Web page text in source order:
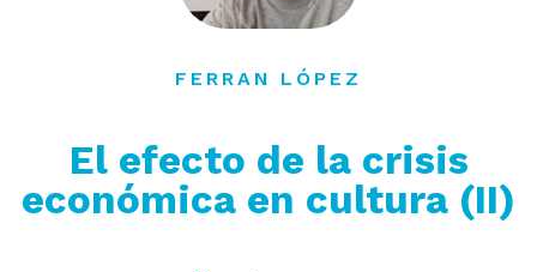
FERRAN LÓPEZ
El efecto de la crisis
económica en cultura (II)